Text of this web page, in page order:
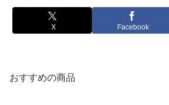
X Facebook
おすすめの商品